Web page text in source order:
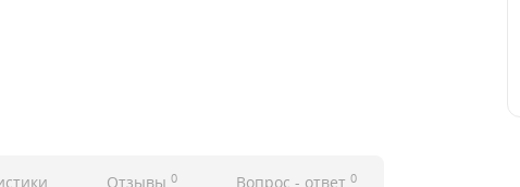
Отзывы 0 Вопрос - ответ 0